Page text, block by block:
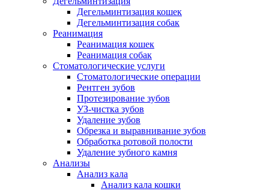
Дегельминтизация кошек
Дегельминтизация собак
Реанимация
Реанимация кошек
Реанимация собак
Стоматологические услуги
Стоматологические операции
Рентген зубов
Протезирование зубов
УЗ-чистка зубов
Удаление зубов
Обрезка и выравнивание зубов
Обработка ротовой полости
Удаление зубного камня
Анализы
Анализ кала
Анализ кала кошки